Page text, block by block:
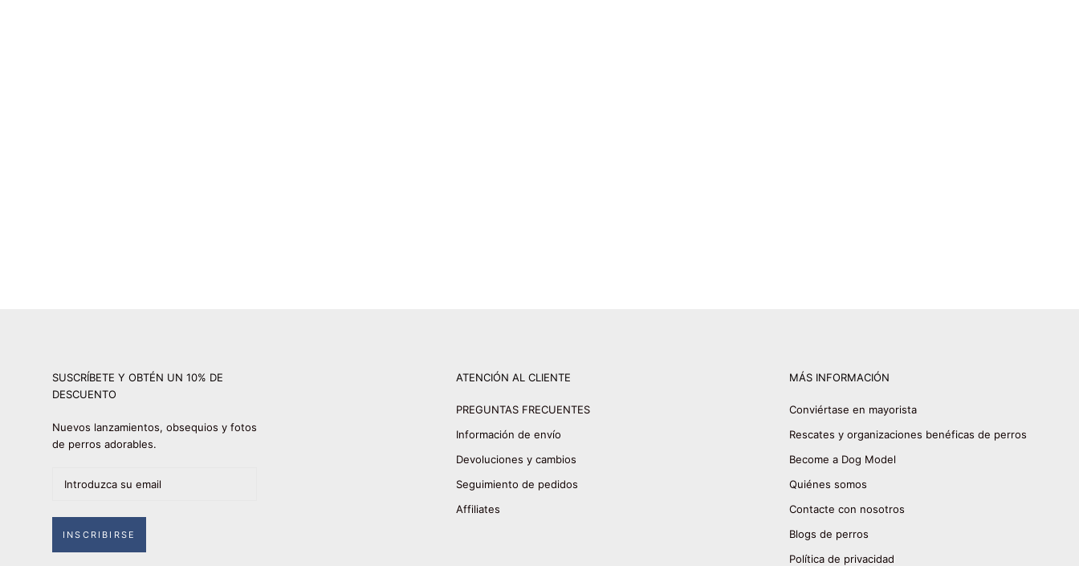
SUSCRÍBETE Y OBTÉN UN 10% DE
DESCUENTO
Nuevos lanzamientos, obsequios y fotos
de perros adorables.
INSCRIBIRSE
ATENCIÓN AL CLIENTE
PREGUNTAS FRECUENTES
Información de envío
Devoluciones y cambios
Seguimiento de pedidos
Affiliates
MÁS INFORMACIÓN
Conviértase en mayorista
Rescates y organizaciones benéficas de perros
Become a Dog Model
Quiénes somos
Contacte con nosotros
Blogs de perros
Política de privacidad